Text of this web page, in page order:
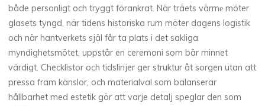
både personligt och tryggt förankrat. När träets värmе möter
glasets tyngd, när tidens historiska rum möter dagens logistik
och när hantverkets själ får ta plats i det sakliga
myndighetsmötet, uppstår en ceremoni som bär minnet
värdigt. Checklistor och tidslinjer ger struktur åt sorgen utan att
pressa fram känslor, och materialval som balanserar
hållbarhet med estetik gör att varje detalj speglar den som